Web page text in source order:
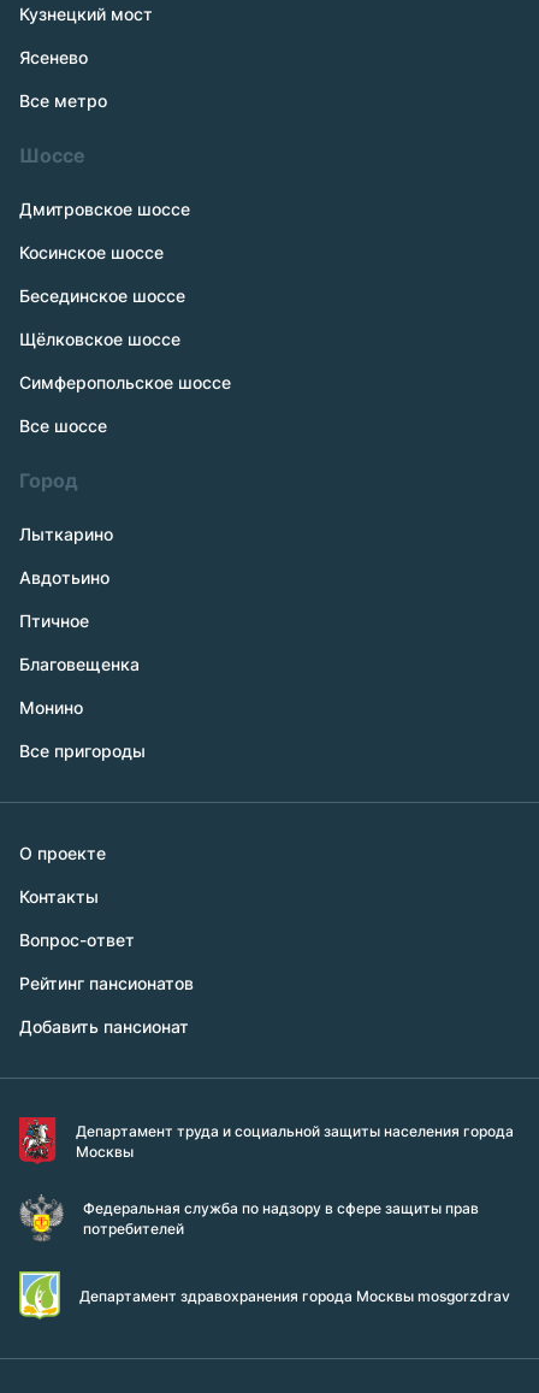
Кузнецкий мост
Ясенево
Все метро
Шоссе
Дмитровское шоссе
Косинское шоссе
Бесединское шоссе
Щёлковское шоссе
Симферопольское шоссе
Все шоссе
Город
Лыткарино
Авдотьино
Птичное
Благовещенка
Монино
Все пригороды
О проекте
Контакты
Вопрос-ответ
Рейтинг пансионатов
Добавить пансионат
Департамент труда и социальной защиты населения города
Москвы
Федеральная служба по надзору в сфере защиты прав
потребителей
Департамент здравохранения города Москвы mosgorzdrav